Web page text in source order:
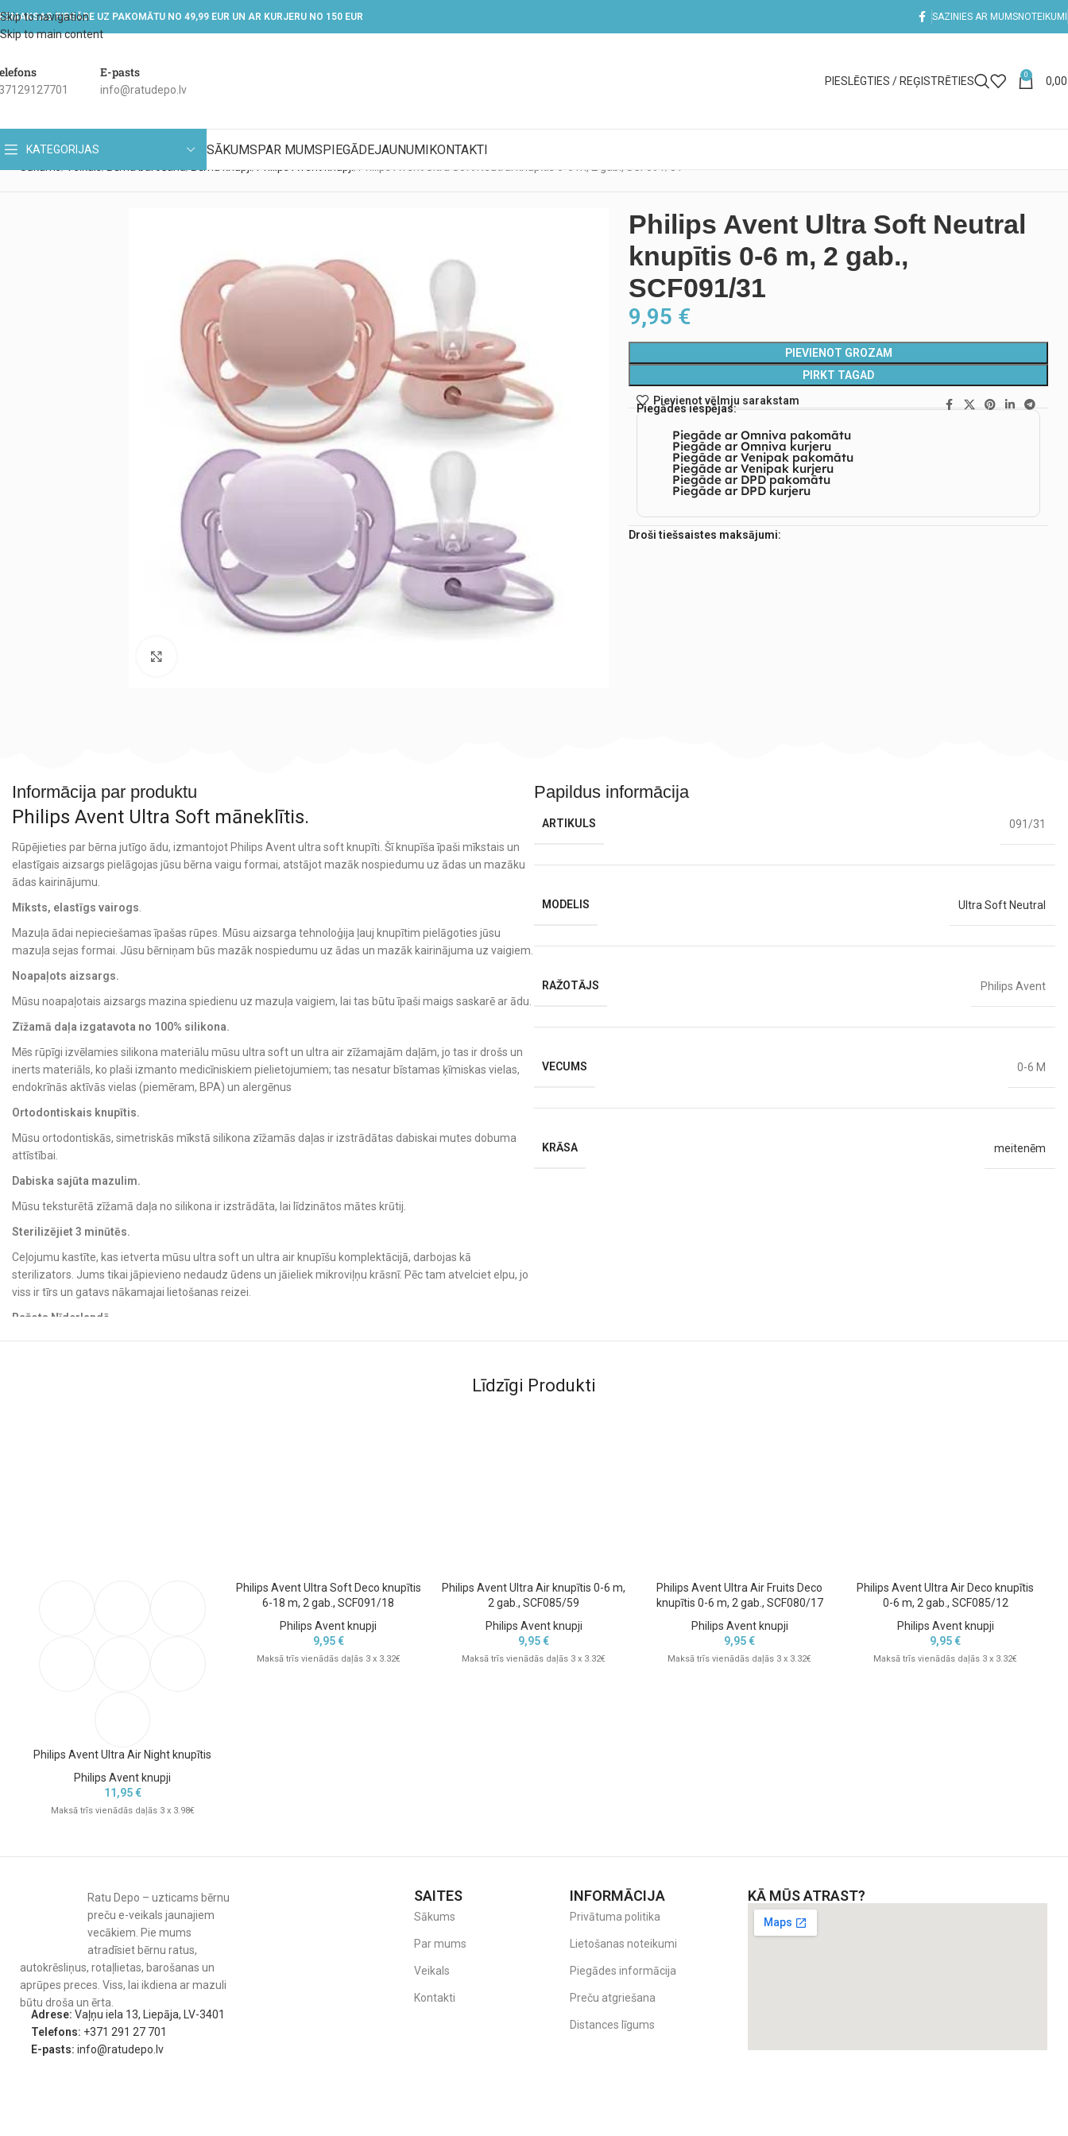
Skip to navigation
Skip to main content
PIEGĀDE UZ PAKOMĀTU NO 49,99 EUR UN AR KURJERU NO 150 EUR SAZINIES AR MUMSNOTEIKUMI
E-pasts
info@ratudepo.lv
PIESLĒGTIES / REĢISTRĒTIES 0
KATEGORIJAS SĀKUMSPAR MUMSPIEGĀDEJAUNUMIKONTAKTI
Philips Avent Ultra Soft Neutral
knupītis 0-6 m, 2 gab.,
SCF091/31
9,95 €
PIEVIENOT GROZAM
PIRKT TAGAD
Pievienot vēlmju sarakstam
Piegādes iespējas:
Piegāde ar Omniva pakomātu
Piegāde ar Omniva kurjeru
Piegāde ar Venipak pakomātu
Piegāde ar Venipak kurjeru
Piegāde ar DPD pakomātu
Piegāde ar DPD kurjeru
Droši tiešsaistes maksājumi:
Informācija par produktu
Philips Avent Ultra Soft māneklītis.
Rūpējieties par bērna jutīgo ādu, izmantojot Philips Avent ultra soft knupīti. Šī knupīša īpaši mīkstais un
elastīgais aizsargs pielāgojas jūsu bērna vaigu formai, atstājot mazāk nospiedumu uz ādas un mazāku
ādas kairinājumu.
Mīksts, elastīgs vairogs
Mazuļa ādai nepieciešamas īpašas rūpes. Mūsu aizsarga tehnoloģija ļauj knupītim pielāgoties jūsu
mazuļa sejas formai. Jūsu bērniņam būs mazāk nospiedumu uz ādas un mazāk kairinājuma uz vaigiem.
Noapaļots aizsargs.
Mūsu noapaļotais aizsargs mazina spiedienu uz mazuļa vaigiem, lai tas būtu īpaši maigs saskarē ar ādu.
Zīžamā daļa izgatavota no 100% silikona.
Mēs rūpīgi izvēlamies silikona materiālu mūsu ultra soft un ultra air zīžamajām daļām, jo tas ir drošs un
inerts materiāls, ko plaši izmanto medicīniskiem pielietojumiem; tas nesatur bīstamas ķīmiskas vielas,
endokrīnās aktīvās vielas (piemēram, BPA) un alergēnus
Ortodontiskais knupītis.
Mūsu ortodontiskās, simetriskās mīkstā silikona zīžamās daļas ir izstrādātas dabiskai mutes dobuma
attīstībai.
Dabiska sajūta mazulim.
Mūsu teksturētā zīžamā daļa no silikona ir izstrādāta, lai līdzinātos mātes krūtij.
Sterilizējiet 3 minūtēs.
Ceļojumu kastīte, kas ietverta mūsu ultra soft un ultra air knupīšu komplektācijā, darbojas kā
sterilizators. Jums tikai jāpievieno nedaudz ūdens un jāieliek mikroviļņu krāsnī. Pēc tam atvelciet elpu, jo
viss ir tīrs un gatavs nākamajai lietošanas reizei.
Ražots Nīderlandē.
Mūsu ultra soft un ultra air knupīši ir izstrādāti un ražoti Nīderlandē.
Papildus informācija
ARTIKULS 091/31
MODELIS Ultra Soft Neutral
RAŽOTĀJS Philips Avent
VECUMS 0-6 M
KRĀSA meitenēm
Līdzīgi Produkti
Philips Avent Ultra Air Night knupītis
Philips Avent knupji
11,95€
Maksā trīs vienādās daļās 3 x 3.98€
Philips Avent Ultra Soft Deco knupītis
6-18 m, 2 gab., SCF091/18
Philips Avent knupji
9,95€
Maksā trīs vienādās daļās 3 x 3.32€
Philips Avent Ultra Air knupītis 0-6 m,
2 gab., SCF085/59
Philips Avent knupji
9,95€
Maksā trīs vienādās daļās 3 x 3.32€
Philips Avent Ultra Air Fruits Deco
knupītis 0-6 m, 2 gab., SCF080/17
Philips Avent knupji
9,95€
Maksā trīs vienādās daļās 3 x 3.32€
Philips Avent Ultra Air Deco knupītis
0-6 m, 2 gab., SCF085/12
Philips Avent knupji
9,95€
Maksā trīs vienādās daļās 3 x 3.32€
Ratu Depo – uzticams bērnu
preču e-veikals jaunajiem
vecākiem. Pie mums
atradīsiet bērnu ratus,
autokrēsliņus, rotaļlietas, barošanas un
aprūpes preces. Viss, lai ikdiena ar mazuli
būtu droša un ērta.
Adrese: Vaļņu iela 13, Liepāja, LV-3401
Telefons: +371 291 27 701
E-pasts: info@ratudepo.lv
SAITES
Sākums
Par mums
Veikals
Kontakti
INFORMĀCIJA
Privātuma politika
Lietošanas noteikumi
Piegādes informācija
Preču atgriešana
Distances līgums
KĀ MŪS ATRAST?